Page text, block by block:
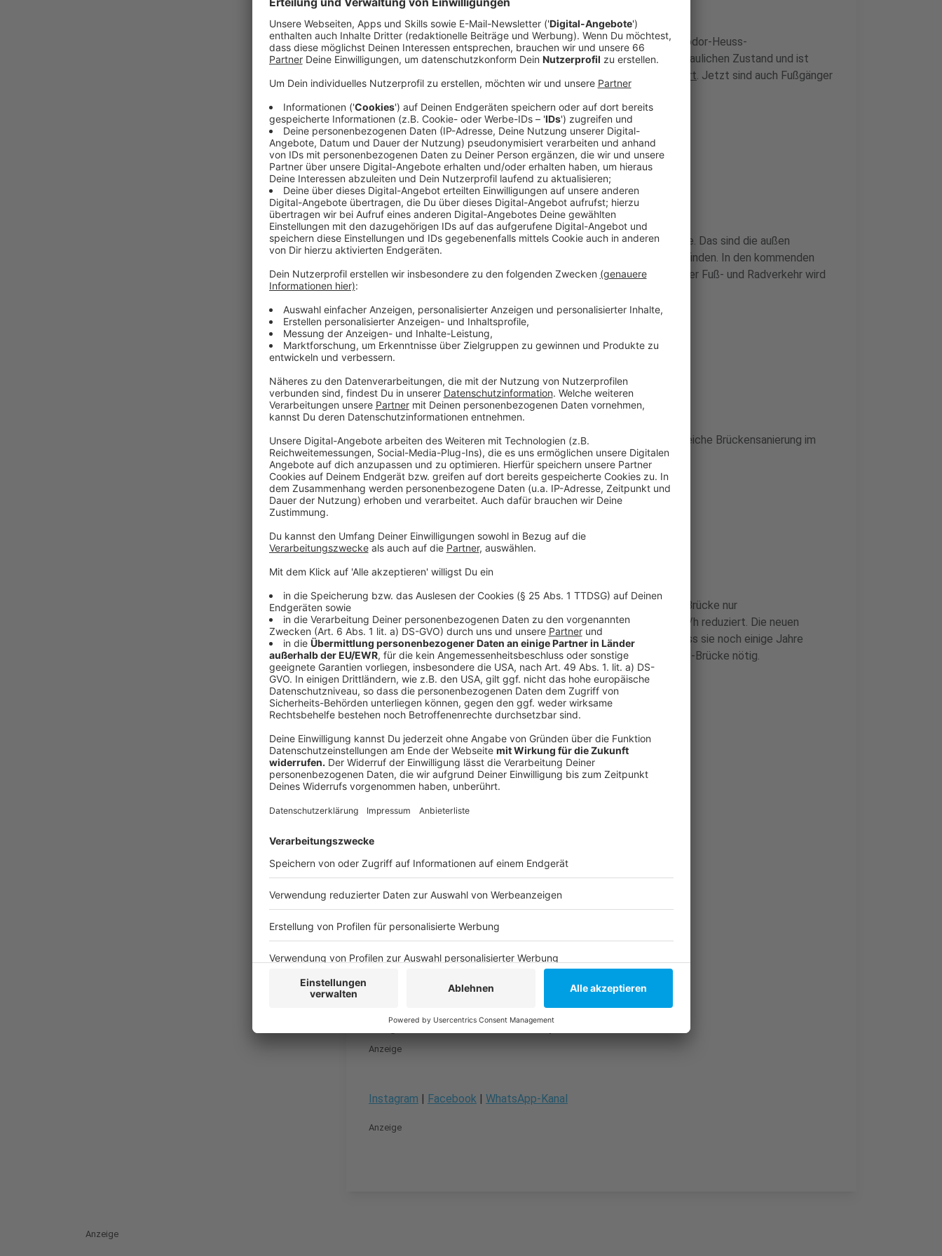
Die Stadt Düsseldorf hat weitere Sanierungsarbeiten an der Theodor-Heuss-
Brücke begonnen. Die Brücke befindet sich in einem schlechten baulichen Zustand und ist
gesperrt. Jetzt sind auch Fußgänger
und Radfahrer von Einschränkungen betroffen.
Anzeige
Geh- und Radwege zeitweise gesperrt
Anzeige
Aktuell saniert die Stadt die Kragarme der Theodor-Heuss-Brücke. Das sind die außen
liegenden Brückenteile, auf denen sich die Geh- und Radwege befinden. In den kommenden
Wochen, bis zum 13. Mai 2026, wird jeweils eine Seite gesperrt. Der Fuß- und Radverkehr wird
Anzeige
Anzeige
Die aktuellen Arbeiten gelten als Vorgeschmack auf die umfangreiche Brückensanierung im
Sommer. Dann sollen die Kragarme einschließlich der Brückeng
Anzeige
Verkehr nur einspurig und Tempo 30
Anzeige
Während der Sanierung wird der Verkehr auf der Theodor-Heuss-Brücke nur
noch einspurig geführt. Außerdem wird das Tempolimit auf 30 km/h reduziert. Die neuen
Kragarme sollen die Brücke leichter machen und dafür sorgen, dass sie noch einige Jahre
nutzbar bleibt. Langfristig ist aber ein Neubau der Theodor-Heuss-Brücke nötig.
Anzeige
Mehr Infos und Links zum Thema
Anzeige
Das schreibt die Stadt zu den Bauarbeiten
Ausnahmen für Fahrverbot auf der Theodor-Heuss-Brücke
Rheinbahn-Änderungen wegen Sperrung der Heuss-Brücke
Folge uns für mehr News & Updates:
Anzeige
Instagram | Facebook | WhatsApp-Kanal
Anzeige
Anzeige